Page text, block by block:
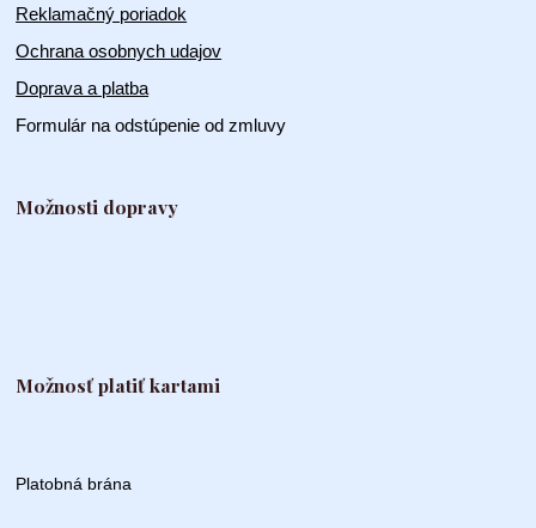
Reklamačný poriadok
Ochrana osobnych udajov
Doprava a platba
Formulár na odstúpenie od zmluvy
Možnosti dopravy
Možnosť platiť kartami
Platobná brána